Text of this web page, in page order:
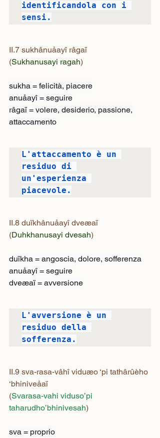
identificandola con i
sensi.
II.7 sukhânuåayî râgaï
(Sukhanusayi ragah)
sukha = felicità, piacere
anuåayî = seguire
râgaï = volere, desiderio, passione,
attaccamento
L'attaccamento è un
residuo di
un'esperienza
piacevole.
II.8 duïkhânuåayî dveæaï
(Duhkhanusayi dvesah)
duïkha = angoscia, dolore, sofferenza
anuåayî = seguire
dveæaï = avversione
L'avversione è un
residuo della
sofferenza.
II.9 sva-rasa-vâhî viduæo ‘pi tathârûèho
‘bhiniveåaï
(Svarasa-vahi viduso’pi
taharudho’bhinivesah)
sva = proprio